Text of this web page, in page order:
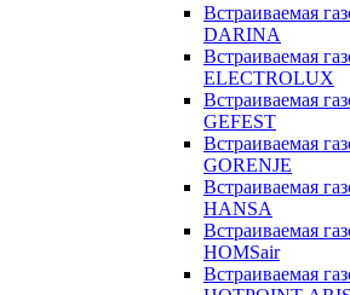
Встраиваемая
DARINA
Встраиваемая
ELECTROLUX
Встраиваемая
GEFEST
Встраиваемая
GORENJE
Встраиваемая
HANSA
Встраиваемая
HOMSair
Встраиваемая